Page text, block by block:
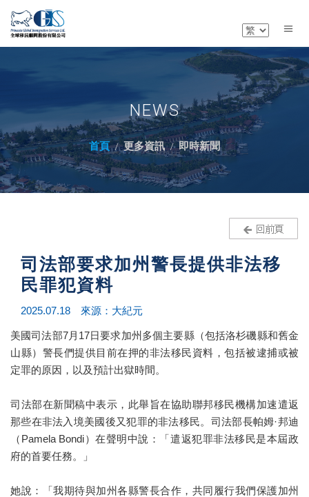
NEWS
首頁 更多資訊 即時新聞
司法部要求加州警長提供非法移
民罪犯資料
2025.07.18 來源：大紀元
美國司法部7月17日要求加州多個主要縣（包括洛杉磯縣和舊金
山縣）警長們提供目前在押的非法移民資料，包括被逮捕或被
定罪的原因，以及預計出獄時間。
司法部在新聞稿中表示，此舉旨在協助聯邦移民機構加速遣返
那些在非法入境美國後又犯罪的非法移民。司法部長帕姆·邦迪
（Pamela Bondi）在聲明中說：「遣返犯罪非法移民是本屆政
府的首要任務。」
她說：「我期待與加州各縣警長合作，共同履行我們保護加州